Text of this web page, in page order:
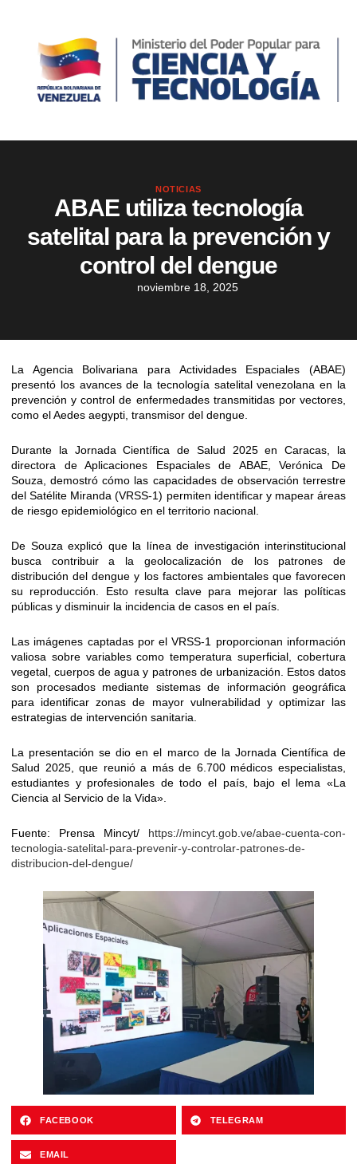
NOTICIAS
ABAE utiliza tecnología
satelital para la prevención y
control del dengue
noviembre 18, 2025
La Agencia Bolivariana para Actividades Espaciales (ABAE)
presentó los avances de la tecnología satelital venezolana en la
prevención y control de enfermedades transmitidas por vectores,
como el Aedes aegypti, transmisor del dengue.
Durante la Jornada Científica de Salud 2025 en Caracas, la
directora de Aplicaciones Espaciales de ABAE, Verónica De
Souza, demostró cómo las capacidades de observación terrestre
del Satélite Miranda (VRSS-1) permiten identificar y mapear áreas
de riesgo epidemiológico en el territorio nacional.
De Souza explicó que la línea de investigación interinstitucional
busca contribuir a la geolocalización de los patrones de
distribución del dengue y los factores ambientales que favorecen
su reproducción. Esto resulta clave para mejorar las políticas
públicas y disminuir la incidencia de casos en el país.
Las imágenes captadas por el VRSS-1 proporcionan información
valiosa sobre variables como temperatura superficial, cobertura
vegetal, cuerpos de agua y patrones de urbanización. Estos datos
son procesados mediante sistemas de información geográfica
para identificar zonas de mayor vulnerabilidad y optimizar las
estrategias de intervención sanitaria.
La presentación se dio en el marco de la Jornada Científica de
Salud 2025, que reunió a más de 6.700 médicos especialistas,
estudiantes y profesionales de todo el país, bajo el lema «La
Ciencia al Servicio de la Vida».
Fuente: Prensa Mincyt/ https://mincyt.gob.ve/abae-cuenta-con-
tecnologia-satelital-para-prevenir-y-controlar-patrones-de-
distribucion-del-dengue/
FACEBOOK TELEGRAM
EMAIL